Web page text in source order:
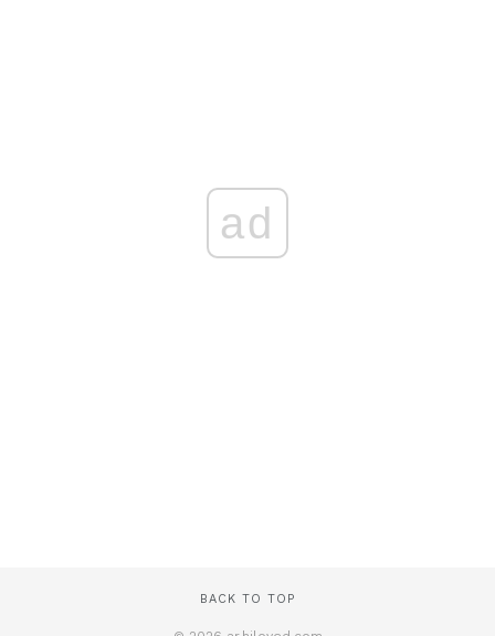
ad
BACK TO TOP